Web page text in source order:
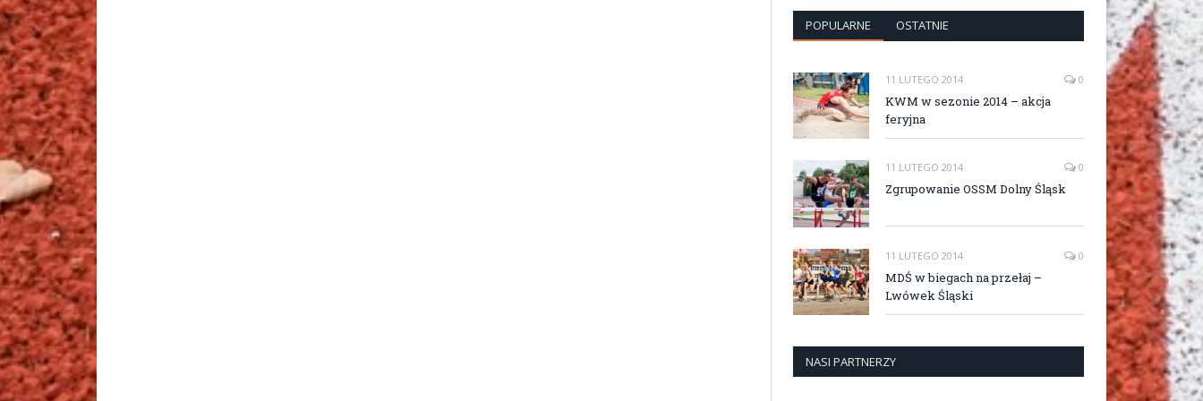
POPULARNE OSTATNIE
11 LUTEGO 2014 0
KWM w sezonie 2014 – akcja
feryjna
11 LUTEGO 2014 0
Zgrupowanie OSSM Dolny Śląsk
11 LUTEGO 2014 0
MDŚ w biegach na przełaj –
Lwówek Śląski
NASI PARTNERZY